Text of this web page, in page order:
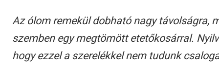
Az ólom remekül dobható nagy távolságra,
szemben egy megtömött etetőkosárral.
hogy ezzel a szerelékkel nem tudunk